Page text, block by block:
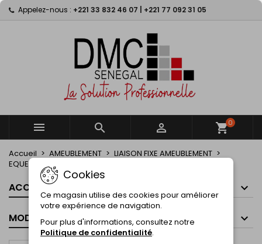
Appelez-nous : +221 33 832 46 07 | +221 77 092 31 05
   shopping_cart0
Accueil AMEUBLEMENT
LIAISON FIXE AMEUBLEMENT
EQUERRE PLATE
ACCUEIL
MODES DE PAIEMENT
My wishlists ×
Create new list
((modalTitle)) ×
((confirmMessage))
((cancelText)) ((modalDeleteText))
Créer une liste d'envies ×
Nom de la liste d'envies
Annuler Créer une liste d'envies
Connexion ×
Vous devez être connecté pour ajouter des produits
à votre liste d'envies.
Annuler Connexion
Cookies
Ce magasin utilise des cookies pour améliorer
votre expérience de navigation.
Pour plus d'informations, consultez notre
Politique de confidentialité.